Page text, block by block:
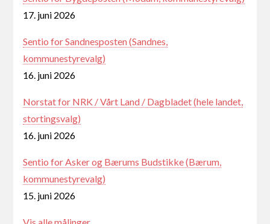
17. juni 2026
Sentio for Sandnesposten (Sandnes,
kommunestyrevalg)
16. juni 2026
Norstat for NRK / Vårt Land / Dagbladet (hele landet,
stortingsvalg)
16. juni 2026
Sentio for Asker og Bærums Budstikke (Bærum,
kommunestyrevalg)
15. juni 2026